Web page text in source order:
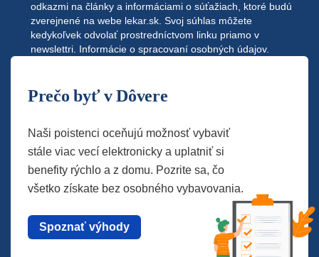
odkazmi na články a informáciami o súťažiach, ktoré budú
zverejnené na webe lekar.sk . Svoj súhlas môžete
kedykoľvek odvolať prostredníctvom linku priamo v
newslettri. Informácie o spracovaní osobných údajov.
Prečo byť v Dôvere
Naši poistenci oceňujú možnosť vybaviť
stále viac vecí elektronicky a uplatniť si
benefity rýchlo a z domu. Pozrite sa, čo
všetko získate bez osobného vybavovania.
Spoznať výhody